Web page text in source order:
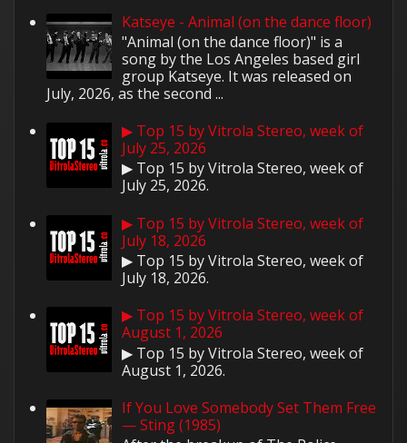
Katseye - Animal (on the dance floor)
"Animal (on the dance floor)" is a
song by the Los Angeles based girl
group Katseye. It was released on
July, 2026, as the second ...
▶ Top 15 by Vitrola Stereo, week of
July 25, 2026
▶ Top 15 by Vitrola Stereo, week of
July 25, 2026.
▶ Top 15 by Vitrola Stereo, week of
July 18, 2026
▶ Top 15 by Vitrola Stereo, week of
July 18, 2026.
▶ Top 15 by Vitrola Stereo, week of
August 1, 2026
▶ Top 15 by Vitrola Stereo, week of
August 1, 2026.
If You Love Somebody Set Them Free
— Sting (1985)